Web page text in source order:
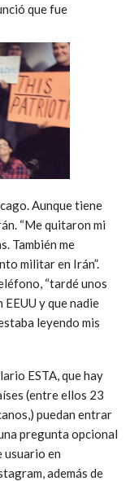
que fue
Aunque tiene
“Me quitaron mi
También me
militar en Irán”.
“tardé unos
y que nadie
leyendo mis
ESTA, que hay
(entre ellos 23
puedan entrar
pregunta opcional
usuario en
además de